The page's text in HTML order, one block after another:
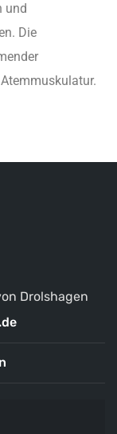
und
Die
Drolshagen